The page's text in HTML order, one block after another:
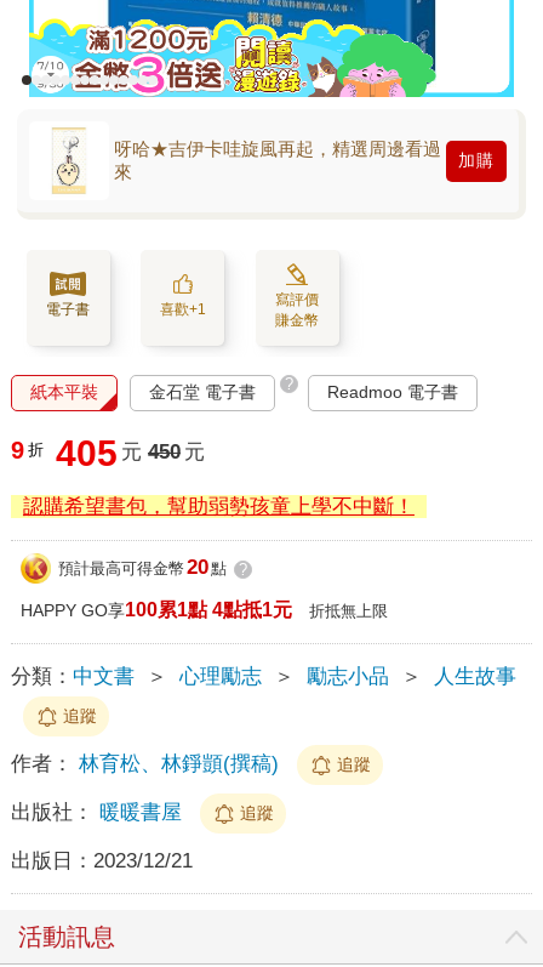
呀哈★吉伊卡哇旋風再起，精選周邊看過
來
加購
電子書 喜歡+1
寫評價
賺金幣
紙本平裝 金石堂 電子書 ? Readmoo 電子書
9 折 405 元 450 元
認購希望書包，幫助弱勢孩童上學不中斷！
預計最高可得金幣 20點 ?
HAPPY GO享100累1點 4點抵1元 折抵無上限
分類： 中文書 ＞ 心理勵志 ＞ 勵志小品 ＞ 人生故事
追蹤
作者： 林育松、林錚顗(撰稿) 追蹤
出版社： 暖暖書屋 追蹤
出版日： 2023/12/21
活動訊息